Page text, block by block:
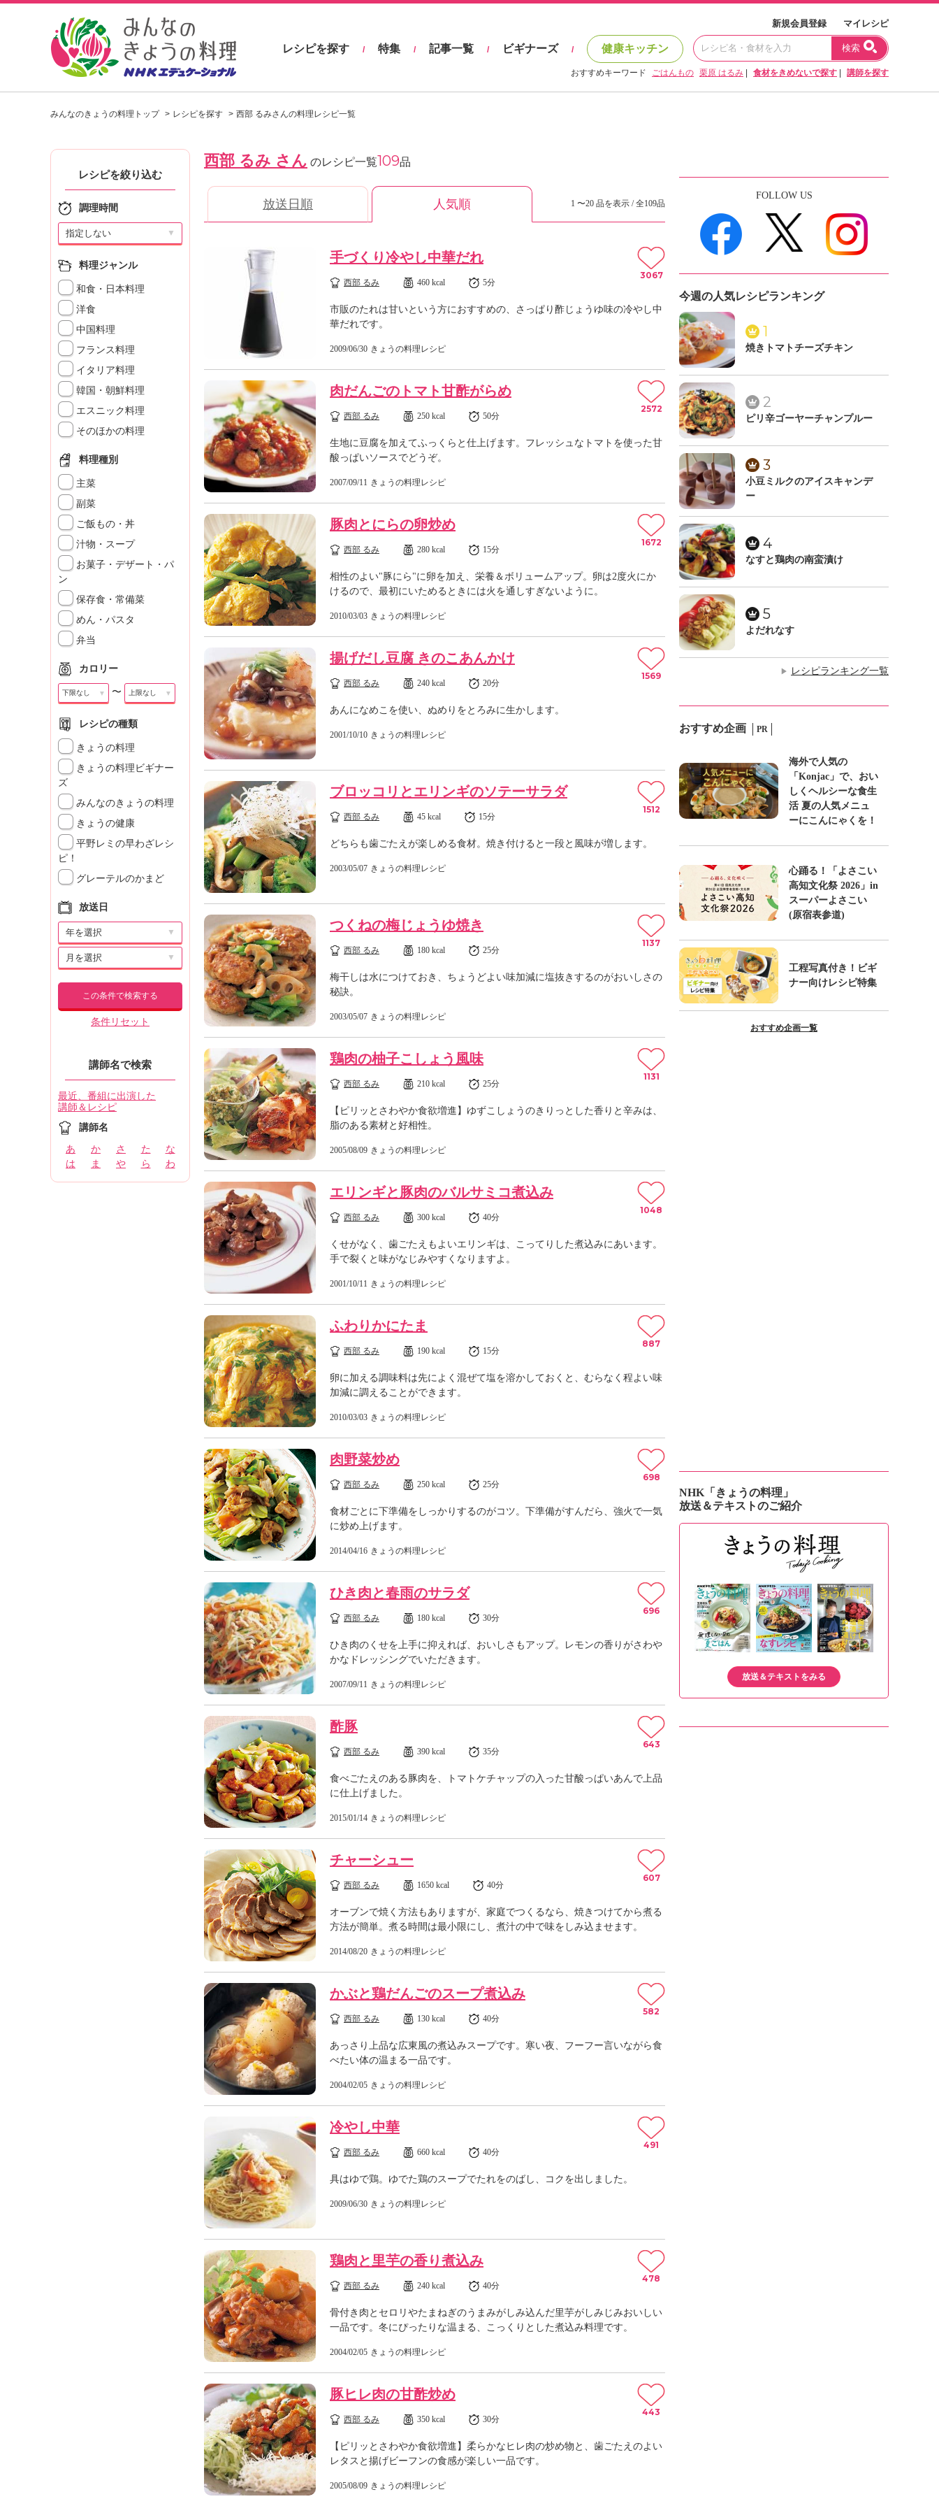
し
シ
を
う
K
エ
デ
ケ
ー
シ
ョ
ナ
ル
「
み
な
の
き
ょ
う
の
料
理
」
新規会員登録 マイレシピ
レシピを探す / 特集 / 記事一覧 / ビギナーズ / 健康キッチン 検索
おすすめキーワード ごはんもの 栗原 はるみ 食材をきめないで探す 講師を探す
みんなのきょうの料理トップ レシピを探す 西部 るみさんの料理レシピ一覧
レシピを絞り込む
調理時間
▼
料理ジャンル
和食・日本料理
洋食
中国料理
フランス料理
イタリア料理
韓国・朝鮮料理
エスニック料理
そのほかの料理
料理種別
主菜
副菜
ご飯もの・丼
汁物・スープ
お菓子・デザート・パ
ン
保存食・常備菜
めん・パスタ
弁当
カロリー
▼ 〜 ▼
レシピの種類
きょうの料理
きょうの料理ビギナー
ズ
みんなのきょうの料理
きょうの健康
平野レミの早わざレシ
ピ！
グレーテルのかまど
放送日
▼
▼
この条件で検索する
条件リセット
講師名で検索
最近、番組に出演した
講師＆レシピ
講師名
あ か さ た
な
は
ま や ら わ
西部 るみ さん のレシピ一覧109品
放送日順 人気順 1 〜20 品を表示 / 全109品
手づくり冷やし中華だれ
西部 るみ 460 kcal 5分
市販のたれは甘いという方におすすめの、さっぱり酢じょうゆ味の冷やし中
華だれです。
2009/06/30 きょうの料理レシピ
3067
肉だんごのトマト甘酢がらめ
西部 るみ 250 kcal 50分
生地に豆腐を加えてふっくらと仕上げます。フレッシュなトマトを使った甘
酸っぱいソースでどうぞ。
2007/09/11 きょうの料理レシピ
2572
豚肉とにらの卵炒め
西部 るみ 280 kcal 15分
相性のよい"豚にら"に卵を加え、栄養＆ボリュームアップ。卵は2度火にか
けるので、最初にいためるときには火を通しすぎないように。
2010/03/03 きょうの料理レシピ
1672
揚げだし豆腐 きのこあんかけ
西部 るみ 240 kcal 20分
あんになめこを使い、ぬめりをとろみに生かします。
2001/10/10 きょうの料理レシピ
1569
ブロッコリとエリンギのソテーサラダ
西部 るみ 45 kcal 15分
どちらも歯ごたえが楽しめる食材。焼き付けると一段と風味が増します。
2003/05/07 きょうの料理レシピ
1512
つくねの梅じょうゆ焼き
西部 るみ 180 kcal 25分
梅干しは水につけておき、ちょうどよい味加減に塩抜きするのがおいしさの
秘訣。
2003/05/07 きょうの料理レシピ
1137
鶏肉の柚子こしょう風味
西部 るみ 210 kcal 25分
【ピリッとさわやか食欲増進】ゆずこしょうのきりっとした香りと辛みは、
脂のある素材と好相性。
2005/08/09 きょうの料理レシピ
1131
エリンギと豚肉のバルサミコ煮込み
西部 るみ 300 kcal 40分
くせがなく、歯ごたえもよいエリンギは、こってりした煮込みにあいます。
手で裂くと味がなじみやすくなりますよ。
2001/10/11 きょうの料理レシピ
1048
ふわりかにたま
西部 るみ 190 kcal 15分
卵に加える調味料は先によく混ぜて塩を溶かしておくと、むらなく程よい味
加減に調えることができます。
2010/03/03 きょうの料理レシピ
887
肉野菜炒め
西部 るみ 250 kcal 25分
食材ごとに下準備をしっかりするのがコツ。下準備がすんだら、強火で一気
に炒め上げます。
2014/04/16 きょうの料理レシピ
698
ひき肉と春雨のサラダ
西部 るみ 180 kcal 30分
ひき肉のくせを上手に抑えれば、おいしさもアップ。レモンの香りがさわや
かなドレッシングでいただきます。
2007/09/11 きょうの料理レシピ
696
酢豚
西部 るみ 390 kcal 35分
食べごたえのある豚肉を、トマトケチャップの入った甘酸っぱいあんで上品
に仕上げました。
2015/01/14 きょうの料理レシピ
643
チャーシュー
西部 るみ 1650 kcal 40分
オーブンで焼く方法もありますが、家庭でつくるなら、焼きつけてから煮る
方法が簡単。煮る時間は最小限にし、煮汁の中で味をしみ込ませます。
2014/08/20 きょうの料理レシピ
607
かぶと鶏だんごのスープ煮込み
西部 るみ 130 kcal 40分
あっさり上品な広東風の煮込みスープです。寒い夜、フーフー言いながら食
べたい体の温まる一品です。
2004/02/05 きょうの料理レシピ
582
冷やし中華
西部 るみ 660 kcal 40分
具はゆで鶏。ゆでた鶏のスープでたれをのばし、コクを出しました。
2009/06/30 きょうの料理レシピ
491
鶏肉と里芋の香り煮込み
西部 るみ 240 kcal 40分
骨付き肉とセロリやたまねぎのうまみがしみ込んだ里芋がしみじみおいしい
一品です。冬にぴったりな温まる、こっくりとした煮込み料理です。
2004/02/05 きょうの料理レシピ
478
豚ヒレ肉の甘酢炒め
西部 るみ 350 kcal 30分
【ピリッとさわやか食欲増進】柔らかなヒレ肉の炒め物と、歯ごたえのよい
レタスと揚げビーフンの食感が楽しい一品です。
2005/08/09 きょうの料理レシピ
443
FOLLOW US
今週の人気レシピランキング
1
焼きトマトチーズチキン
2
ピリ辛ゴーヤーチャンプルー
3
小豆ミルクのアイスキャンデ
ー
4
なすと鶏肉の南蛮漬け
5
よだれなす
▶ レシピランキング一覧
おすすめ企画 PR
海外で人気の
「Konjac」で、おい
しくヘルシーな食生
活 夏の人気メニュ
ーにこんにゃくを！
心踊る！「よさこい
高知文化祭 2026」in
スーパーよさこい
(原宿表参道)
工程写真付き！ビギ
ナー向けレシピ特集
おすすめ企画一覧
NHK「きょうの料理」
放送＆テキストのご紹介
放送＆テキストをみる